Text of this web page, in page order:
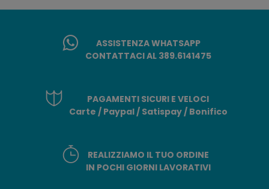
ASSISTENZA WHATSAPP
CONTATTACI AL 389.6141475
PAGAMENTI SICURI E VELOCI
Carte / Paypal / Satispay / Bonifico
REALIZZIAMO IL TUO ORDINE
IN POCHI GIORNI LAVORATIVI